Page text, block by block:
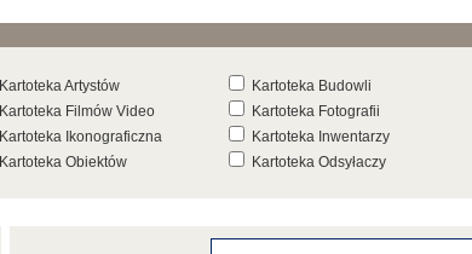
Kartoteka Artystów Kartoteka Budowli
Kartoteka Filmów Video Kartoteka Fotografii
Kartoteka Ikonograficzna Kartoteka Inwentarzy
Kartoteka Obiektów Kartoteka Odsyłaczy
Kartoteka Wydarzeń Inwentarza